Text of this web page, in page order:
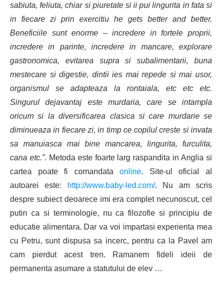
sabiuta, feliuta, chiar si piuretate si ii pui lingurita in fata si
in fiecare zi prin exercitiu he gets better and better.
Beneficiile sunt enorme – incredere in fortele proprii,
incredere in parinte, incredere in mancare, explorare
gastronomica, evitarea supra si subalimentarii, buna
mestecare si digestie, dintii ies mai repede si mai usor,
organismul se adapteaza la rontaiala, etc etc etc.
Singurul dejavantaj este murdaria, care se intampla
oricum si la diversificarea clasica si care murdarie se
diminueaza in fiecare zi, in timp ce copilul creste si invata
sa manuiasca mai bine mancarea, lingurita, furculita,
cana etc.”. Metoda este foarte larg raspandita in Anglia si
cartea poate fi comandataonline. Site-ul oficial al
autoarei este:
http://www.baby-led.com/. Nu am scris
despre subiect deoarece imi era complet necunoscut, cel
putin ca si terminologie, nu ca filozofie si principiu de
educatie alimentara. Dar va voi impartasi experienta mea
cu Petru, sunt dispusa sa incerc, pentru ca la Pavel am
cam pierdut acest tren. Ramanem fideli ideii de
permanenta asumare a statutului de elev …